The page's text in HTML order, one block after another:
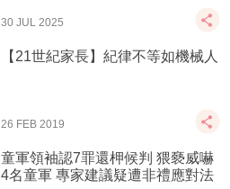
30 JUL 2025
【21世紀家長】紀律不等如機械人
26 FEB 2019
童軍領袖認7罪還柙候判 猥褻威嚇
4名童軍 專家建議疑遭非禮應對法